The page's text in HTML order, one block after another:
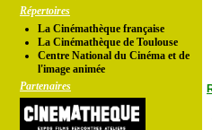
Répertoires
La Cinémathèque française
La Cinémathèque de Toulouse
Centre National du Cinéma et de
l'image animée
Partenaires